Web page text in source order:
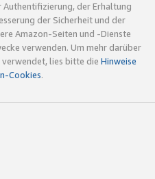
Authentifizierung, der Erhaltung
der Sicherheit und der
Amazon-Seiten und -Dienste
verwenden. Um mehr darüber
verwendet, lies bitte die Hinweise
Cookies.